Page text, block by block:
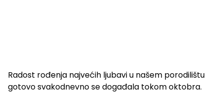
Radost rođenja najvećih ljubavi u našem porodilištu
gotovo svakodnevno se događala tokom oktobra.